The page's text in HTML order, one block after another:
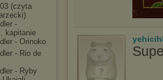
(czyta
-
kapitanie
- Orinoko
- Rio de
- Ryby